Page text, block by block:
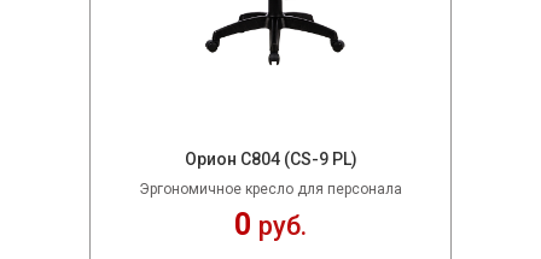
Орион С804 (CS-9 PL)
Эргономичное кресло для персонала
0 руб.